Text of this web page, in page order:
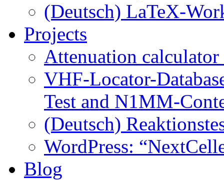
(Deutsch) LaTeX-
Projects
Attenuation calculator
VHF-Locator-
Test and N1MM-
(Deutsch)
WordPress:
Blog